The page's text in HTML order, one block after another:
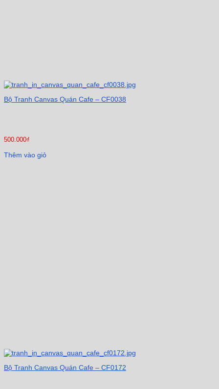
Bộ Tranh Canvas Quán Cafe – CF0038
500.000₫
Thêm vào giỏ
Bộ Tranh Canvas Quán Cafe – CF0172